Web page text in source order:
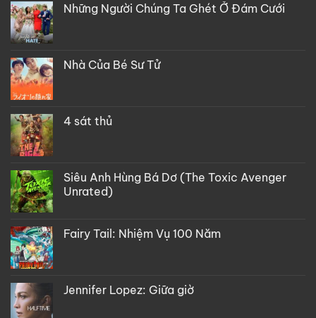
Những Người Chúng Ta Ghét Ở Đám Cưới
Nhà Của Bé Sư Tử
4 sát thủ
Siêu Anh Hùng Bá Dơ (The Toxic Avenger
Unrated)
Fairy Tail: Nhiệm Vụ 100 Năm
Jennifer Lopez: Giữa giờ